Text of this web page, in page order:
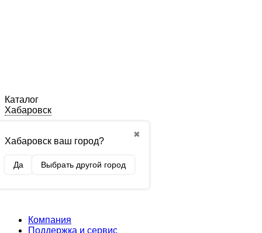
Каталог
Хабаровск
✖
Хабаровск ваш город?
Да Выбрать другой город
Компания
Поддержка и сервис